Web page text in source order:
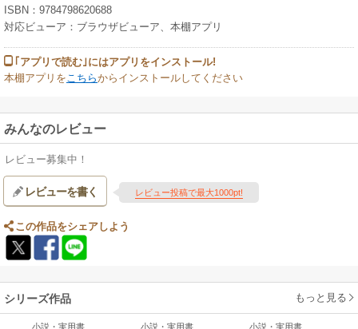
ISBN：9784798620688
対応ビューア：ブラウザビューア、本棚アプリ
｢アプリで読む｣にはアプリをインストール!
本棚アプリを こちらからインストールしてください
みんなのレビュー
レビュー募集中！
レビューを書く レビュー投稿で最大1000pt!
この作品をシェアしよう
シリーズ作品 もっと見る
小説・実用書 小説・実用書 小説・実用書